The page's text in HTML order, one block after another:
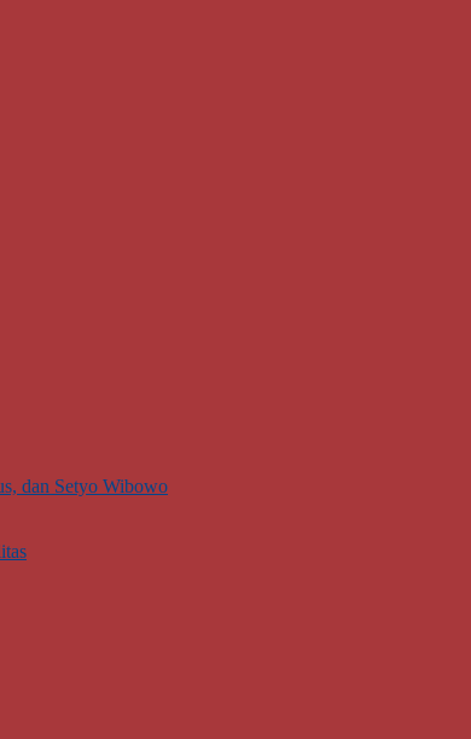
dan Setyo Wibowo